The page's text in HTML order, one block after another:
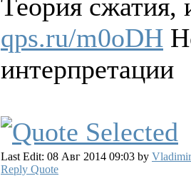
Теория сжатия,
qps.ru/m0oDH
интерпретации
Last Edit: 08 Авг 2014 09:03 by
Reply Quote